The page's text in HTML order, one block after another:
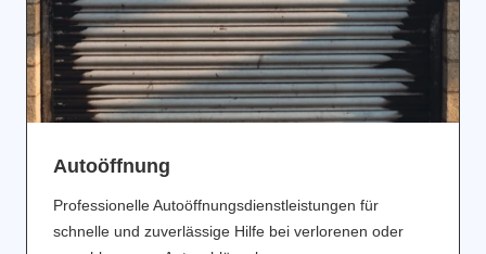
Аutoöffnung
Professionelle Autoöffnungsdienstleistungen für
schnelle und zuverlässige Hilfe bei verlorenen oder